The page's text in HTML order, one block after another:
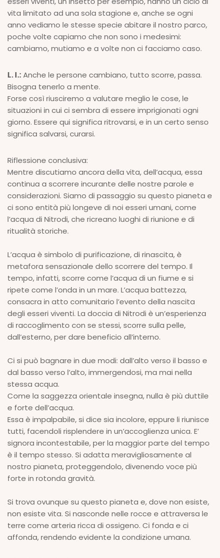
vita limitato ad una sola stagione e, anche se ogni
anno vediamo le stesse specie abitare il nostro parco,
poche volte capiamo che non sono i medesimi:
cambiamo, mutiamo e a volte non ci facciamo caso.
L. I.:Anche le persone cambiano, tutto scorre, passa.
Bisogna tenerlo a mente.
Forse così riusciremo a valutare meglio le cose, le
situazioni in cui ci sembra di essere imprigionati ogni
giorno. Essere qui significa ritrovarsi, e in un certo senso
significa salvarsi, curarsi.
Riflessione conclusiva:
Mentre discutiamo ancora della vita, dell’acqua, essa
continua a scorrere incurante delle nostre parole e
considerazioni. Siamo di passaggio su questo pianeta e
ci sono entità più longeve di noi esseri umani, come
l’acqua di Nitrodi, che ricreano luoghi di riunione e di
ritualità storiche.
L’acqua è simbolo di purificazione, di rinascita, è
metafora sensazionale dello scorrere del tempo. Il
tempo, infatti, scorre come l’acqua di un fiume e si
ripete come l’onda in un mare. L’acqua battezza,
consacra in atto comunitario l’evento della nascita
degli esseri viventi. La doccia di Nitrodi è un’esperienza
di raccoglimento con se stessi, scorre sulla pelle,
dall’esterno, per dare beneficio all’interno.
Ci si può bagnare in due modi: dall’alto verso il basso e
dal basso verso l’alto, immergendosi, ma mai nella
stessa acqua.
Come la saggezza orientale insegna, nulla è più duttile
e forte dell’acqua.
Essa è impalpabile, si dice sia incolore, eppure li riunisce
tutti, facendoli risplendere in un’accoglienza unica. E’
signora incontestabile, per la maggior parte del tempo
è il tempo stesso. Si adatta meravigliosamente al
nostro pianeta, proteggendolo, divenendo voce più
forte in rotonda gravità.
Si trova ovunque su questo pianeta e, dove non esiste,
non esiste vita. Si nasconde nelle rocce e attraversa le
terre come arteria ricca di ossigeno. Ci fonda e ci
affonda, rendendo evidente la condizione umana.